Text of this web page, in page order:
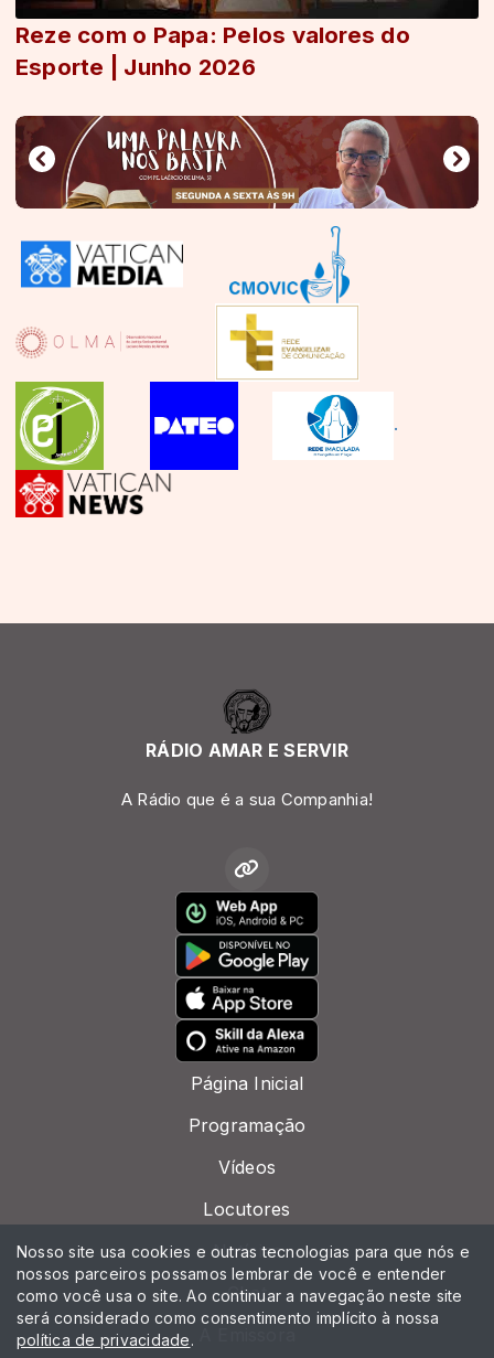
Reze com o Papa: Pelos valores do
Esporte | Junho 2026
.
RÁDIO AMAR E SERVIR
A Rádio que é a sua Companhia!
Página Inicial
Programação
Vídeos
Locutores
Notícias
Chat
Nosso site usa cookies e outras tecnologias para que nós e
nossos parceiros possamos lembrar de você e entender
como você usa o site. Ao continuar a navegação neste site
será considerado como consentimento implícito à nossa
política de privacidade.